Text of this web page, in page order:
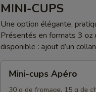
MINI-CUPS
Une option élégante,
Présentés en formats 3 oz
disponible : ajout d’un
cups
Mini-cups Apéro
30 g de fromage, 15 g de